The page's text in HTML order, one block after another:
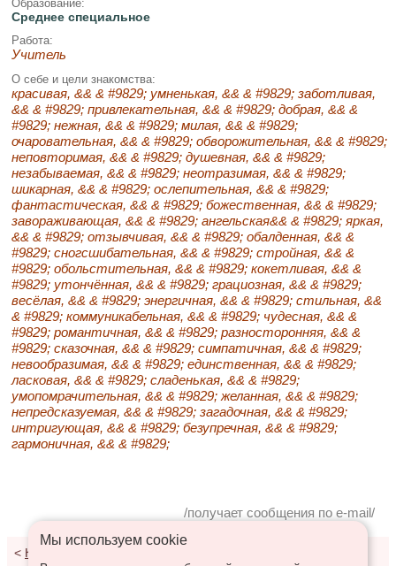
Образование:
Среднее специальное
Работа:
Учитель
О себе и цели знакомства:
красивая, && & #9829; умненькая, && & #9829; заботливая,
&& & #9829; привлекательная, && & #9829; добрая, && &
#9829; нежная, && & #9829; милая, && & #9829;
очаровательная, && & #9829; обворожительная, && & #9829;
неповторимая, && & #9829; душевная, && & #9829;
незабываемая, && & #9829; неотразимая, && & #9829;
шикарная, && & #9829; ослепительная, && & #9829;
фантастическая, && & #9829; божественная, && & #9829;
завораживающая, && & #9829; ангельская&& & #9829; яркая,
&& & #9829; отзывчивая, && & #9829; обалденная, && &
#9829; сногсшибательная, && & #9829; стройная, && &
#9829; обольстительная, && & #9829; кокетливая, && &
#9829; утончённая, && & #9829; грациозная, && & #9829;
весёлая, && & #9829; энергичная, && & #9829; стильная, &&
& #9829; коммуникабельная, && & #9829; чудесная, && &
#9829; романтичная, && & #9829; разносторонняя, && &
#9829; сказочная, && & #9829; симпатичная, && & #9829;
невообразимая, && & #9829; единственная, && & #9829;
ласковая, && & #9829; сладенькая, && & #9829;
умопомрачительная, && & #9829; желанная, && & #9829;
непредсказуемая, && & #9829; загадочная, && & #9829;
интригующая, && & #9829; безупречная, && & #9829;
гармоничная, && & #9829;
/получает сообщения по e-mail/
< К результатам поиска
Мы используем сookie